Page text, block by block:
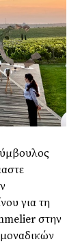
για τη
στην